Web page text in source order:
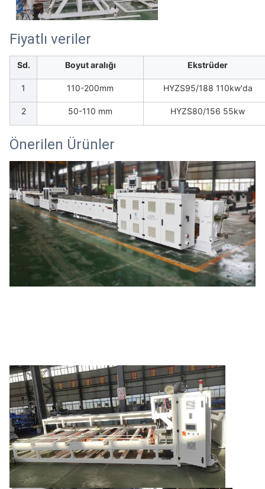
Fiyatlı veriler
Sd. Boyut aralığı Ekstrüder
1 110-200mm HYZS95/188 110kw'da
2 50-110 mm HYZS80/156 55kw
Önerilen Ürünler